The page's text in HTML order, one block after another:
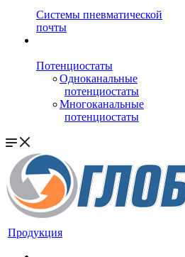
Системы пневматической
почты
Потенциостаты
Одноканальные
потенциостаты
Многоканальные
потенциостаты
Продукция